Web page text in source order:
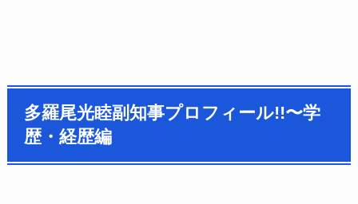
多羅尾光睦副知事プロフィール!!〜学
歴・経歴編